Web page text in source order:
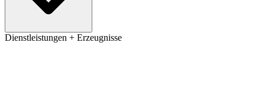
Dienstleistungen + Erzeugnisse